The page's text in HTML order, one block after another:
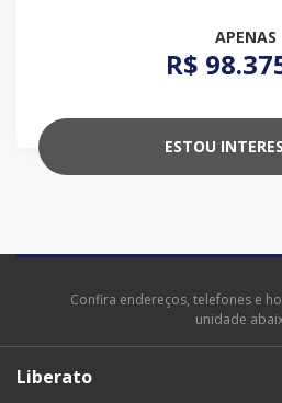
APENAS
R$
ESTOU
Confira endereços, telefones e
unidade
Liberato